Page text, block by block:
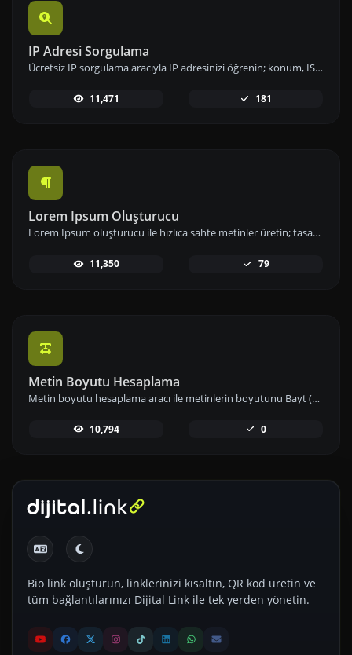
IP Adresi Sorgulama
Ücretsiz IP sorgulama aracıyla IP adresinizi öğrenin; konum, ISP ve ağ bilgileri gibi detaylara hızlıca erişip analizlerinizi gerçekleştirin.
11,471 181
Lorem Ipsum Oluşturucu
Lorem Ipsum oluşturucu ile hızlıca sahte metinler üretin; tasarımlarınızda ve projelerinizde örnek içerik olarak kullanın.
11,350 79
Metin Boyutu Hesaplama
Metin boyutu hesaplama aracı ile metinlerin boyutunu Bayt (B), Kilobayt (KB) veya Megabayt (MB) cinsinden anında hesaplayın ve veri kullanımınızı etkin biçimde yönetin.
10,794 0
Bio link oluşturun, linklerinizi kısaltın, QR kod üretin ve
tüm bağlantılarınızı Dijital Link ile tek yerden yönetin.